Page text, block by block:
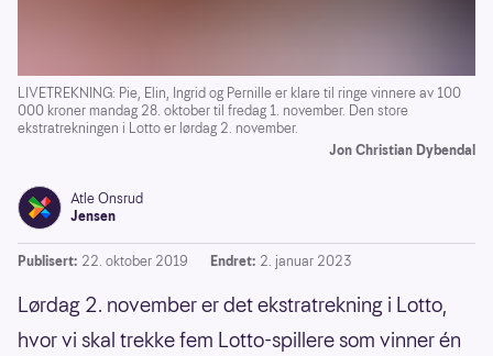
LIVETREKNING: Pie, Elin, Ingrid og Pernille er klare til ringe vinnere av 100
000 kroner mandag 28. oktober til fredag 1. november. Den store
ekstratrekningen i Lotto er lørdag 2. november.
Jon Christian Dybendal
Atle Onsrud
Jensen
Publisert: 22. oktober 2019 Endret: 2. januar 2023
Lørdag 2. november er det ekstratrekning i Lotto,
hvor vi skal trekke fem Lotto-spillere som vinner én